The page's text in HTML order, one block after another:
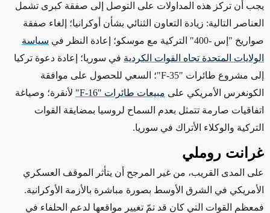
يجب أن تركز هذه المداولات على التوصل إلى صفقة كبرى تشمل
العناصر التالية: زيادة التعاون الثنائي بشأن أوكرانيا؛ إلغاء صفقة
صواريخ "إس -400" التركية مع موسكو؛ إعادة النظر في
سياسة
الولايات المتحدة تجاه القوات الكردية في سوريا؛ إعادة دعوة تركيا
إلى مشروع طائرات "F-35"؛ السعي للحصول على موافقة
الكونغرس الأمريكي على مبيعات طائرات "F-16"
لأنقرة؛ وصياغة
اتفاقيات صارمة تتمثل بعدم السماح لروسيا بمضايقة القوات
التركية والوكلاء الأتراك في سوريا.
غرانت روملي
على المدى القريب، من غير المرجح أن يتأثر
الموقف العسكري
الأمريكي في الشرق الأوسط بصورة مباشرة بالأزمة الأوكرانية.
فمعظم القوات التي كان قد تمّ تغيير مواقعها لدعم الحلفاء في